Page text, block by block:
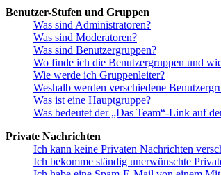
Benutzer-Stufen und Gruppen
Was sind Administratoren?
Was sind Moderatoren?
Was sind Benutzergruppen?
Wo finde ich die Benutzergruppen und
Wie werde ich Gruppenleiter?
Weshalb werden verschiedene
Was ist eine Hauptgruppe?
Was bedeutet der „Das Team“-Link auf
Private Nachrichten
Ich kann keine Privaten Nachrichten
Ich bekomme ständig unerwünschte